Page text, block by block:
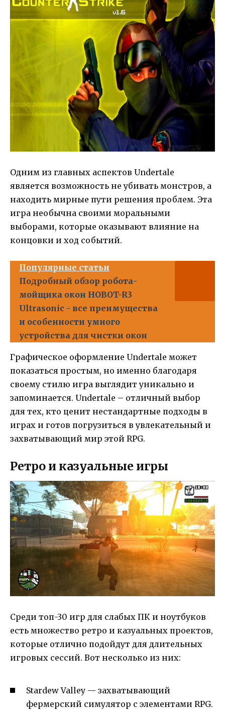
Одним из главных аспектов Undertale
является возможность не убивать монстров, а
находить мирные пути решения проблем. Эта
игра необычна своими моральными
выборами, которые оказывают влияние на
концовки и ход событий.
Популярные статьи
Подробный обзор робота-
мойщика окон HOBOT-R3
Ultrasonic - все преимущества
и особенности умного
устройства для чистки окон
Графическое оформление Undertale может
показаться простым, но именно благодаря
своему стилю игра выглядит уникально и
запоминается. Undertale – отличный выбор
для тех, кто ценит нестандартные подходы в
играх и готов погрузиться в увлекательный и
захватывающий мир этой RPG.
Ретро и казуальные игры
Среди топ-30 игр для слабых ПК и ноутбуков
есть множество ретро и казуальных проектов,
которые отлично подойдут для длительных
игровых сессий. Вот несколько из них:
Stardew Valley — захватывающий
фермерский симулятор с элементами RPG.